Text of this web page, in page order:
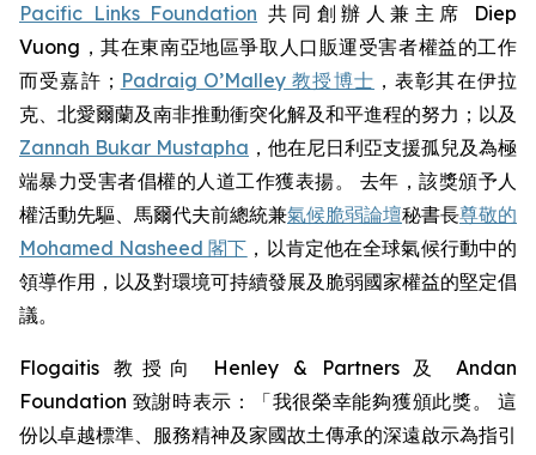
Pacific Links Foundation 共同創辦人兼主席 Diep
Vuong，其在東南亞地區爭取人口販運受害者權益的工作
而受嘉許； Padraig O’Malley 教授博士 ，表彰其在伊拉
克、北愛爾蘭及南非推動衝突化解及和平進程的努力；以及
Zannah Bukar Mustapha ，他在尼日利亞支援孤兒及為極
端暴力受害者倡權的人道工作獲表揚。 去年，該獎頒予人
權活動先驅、馬爾代夫前總統兼氣候脆弱論壇秘書長尊敬的
Mohamed Nasheed 閣下 ，以肯定他在全球氣候行動中的
領導作用，以及對環境可持續發展及脆弱國家權益的堅定倡
議。
Flogaitis 教授向 Henley & Partners 及 Andan
Foundation 致謝時表示：「我很榮幸能夠獲頒此獎。 這
份以卓越標準、服務精神及家國故土傳承的深遠啟示為指引